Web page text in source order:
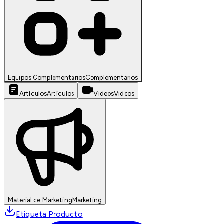
Equipos ComplementariosComplementarios
ArtículosArtículos VideosVideos
Material de MarketingMarketing
Etiqueta Producto